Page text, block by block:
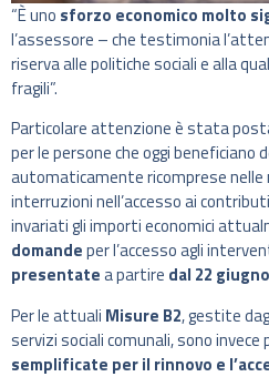
“È uno sforzo economico molto
l’assessore – che testimonia
riserva alle politiche sociali e alla
fragili”.
Particolare attenzione è stata
per le persone che oggi beneficiano
automaticamente ricomprese nelle
interruzioni nell’accesso ai
invariati gli importi economici
domandeper l’accesso agli
presentatea partire dal 22 giugno
Per le attuali Misure B2, gestite
servizi sociali comunali, sono invece
semplificate per il rinnovo e